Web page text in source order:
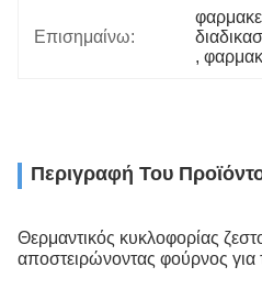
Επισημαίνω:
,
Περιγραφή Του
Θερμαντικός κυκλοφορίας
αποστειρώνοντας φούρνος για